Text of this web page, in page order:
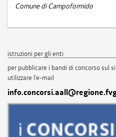
Comune di Campoformido
istruzioni per gli enti
per pubblicare i bandi di concorso sul
utilizzare l'e-mail